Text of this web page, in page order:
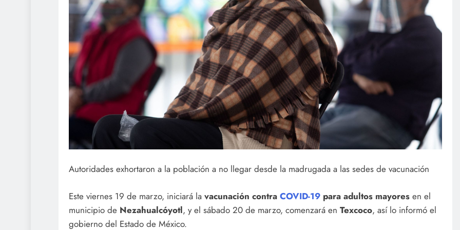
Autoridades exhortaron a la población a no llegar desde la madrugada a las sedes de vacunación
Este viernes 19 de marzo, iniciará la vacunación contra COVID-19 para adultos mayores en el
municipio de Nezahualcóyotl, y el sábado 20 de marzo, comenzará en Texcoco, así lo informó el
gobierno del Estado de México.